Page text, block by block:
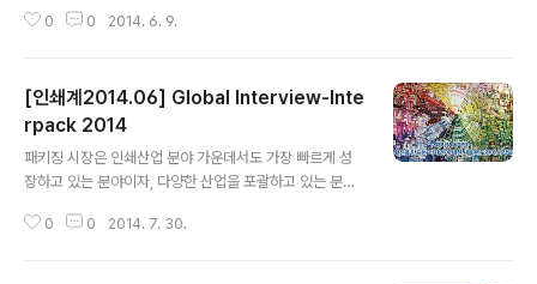
1년 1월 미국의 다나허 그룹에 인수, 합병되며 글로벌 기업
적 기반을 새로이 다졌다. 지난 7월 한국을 방문한 크리스
밀러(Chris Miller) 에스코 북아시아 사장은 이러한 지역
적 재편성이 앞으로 각 지역별 고객들과의 커뮤니케이션을
원활히 하고, 각 지역 특성에 맞는 제품과 서비스를 맞춤형
으로 공급할 수 있게 됨으로 고객의 성장과 성공을 가속화
시키는데 크게 기여할 것이라 전망했다. Q 에스코는 지난
0 0 2014. 6. 9.
[인쇄계2014.06] Global Interview-Inte
rpack 2014
패키징 시장은 인쇄산업 분야 가운데서도 가장 빠르게 성
장하고 있는 분야이자, 다양한 산업을 포괄하고 있는 분야
크방대학 편집디자인학과의 인기 강사인 피터 위퍼만(Pet
0 0 2014. 7. 30.